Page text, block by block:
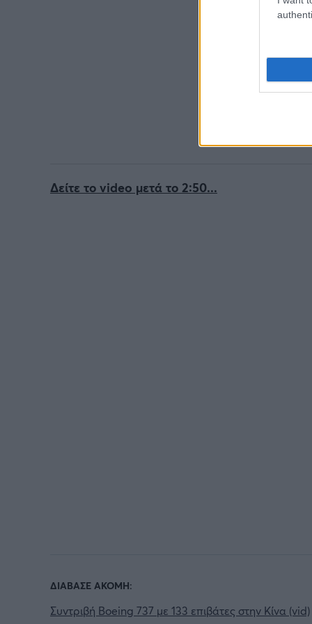
Δείτε το video μετά το 2:50...
ΔΙΑΒΑΣΕ ΑΚΟΜΗ:
Συντριβή Boeing 737 με 133 επιβάτες στην Κίνα (vid)